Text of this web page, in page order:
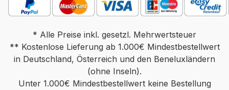
* Alle Preise inkl. gesetzl. Mehrwertsteuer
** Kostenlose Lieferung ab 1.000€ Mindestbestellwert
in Deutschland, Österreich und den Beneluxländern
(ohne Inseln).
Unter 1.000€ Mindestbestellwert keine Bestellung